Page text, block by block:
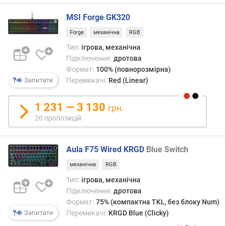
і
н
х
і
(
м
а
г
н
і
т
н
і
)
(
м
)
Запитати
MSI Forge GK320
Forge механічна RGB
Тип: ігрова, механічна
Підключення: дротова
Формат: 100% (повнорозмірна)
Перемикачі: Red (Linear)
1 231 — 3 130 грн.
20 пропозицій
Запитати
Aula F75 Wired KRGD Blue Switch
механічна RGB
Тип: ігрова, механічна
Підключення: дротова
Формат: 75% (компактна TKL, без блоку Num)
Перемикачі: KRGD Blue (Clicky)